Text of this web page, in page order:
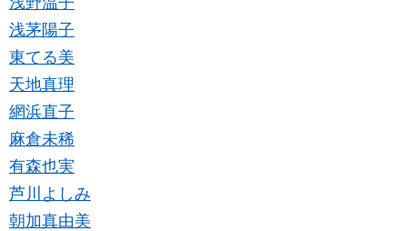
浅茅陽子
東てる美
天地真理
網浜直子
麻倉未稀
有森也実
芦川よしみ
朝加真由美